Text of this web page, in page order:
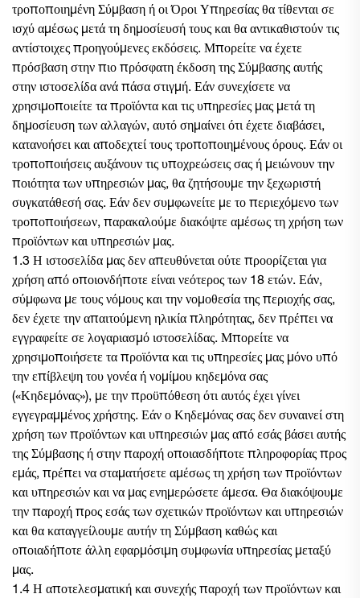
τροποποιημένη Σύμβαση ή οι Όροι Υπηρεσίας θα τίθενται σε
ισχύ αμέσως μετά τη δημοσίευσή τους και θα αντικαθιστούν τις
αντίστοιχες προηγούμενες εκδόσεις. Μπορείτε να έχετε
πρόσβαση στην πιο πρόσφατη έκδοση της Σύμβασης αυτής
στην ιστοσελίδα ανά πάσα στιγμή. Εάν συνεχίσετε να
χρησιμοποιείτε τα προϊόντα και τις υπηρεσίες μας μετά τη
δημοσίευση των αλλαγών, αυτό σημαίνει ότι έχετε διαβάσει,
κατανοήσει και αποδεχτεί τους τροποποιημένους όρους. Εάν οι
τροποποιήσεις αυξάνουν τις υποχρεώσεις σας ή μειώνουν την
ποιότητα των υπηρεσιών μας, θα ζητήσουμε την ξεχωριστή
συγκατάθεσή σας. Εάν δεν συμφωνείτε με το περιεχόμενο των
τροποποιήσεων, παρακαλούμε διακόψτε αμέσως τη χρήση των
προϊόντων και υπηρεσιών μας.
1.3 Η ιστοσελίδα μας δεν απευθύνεται ούτε προορίζεται για
χρήση από οποιονδήποτε είναι νεότερος των 18 ετών. Εάν,
σύμφωνα με τους νόμους και την νομοθεσία της περιοχής σας,
δεν έχετε την απαιτούμενη ηλικία πληρότητας, δεν πρέπει να
εγγραφείτε σε λογαριασμό ιστοσελίδας. Μπορείτε να
χρησιμοποιήσετε τα προϊόντα και τις υπηρεσίες μας μόνο υπό
την επίβλεψη του γονέα ή νομίμου κηδεμόνα σας
(«Κηδεμόνας»), με την προϋπόθεση ότι αυτός έχει γίνει
εγγεγραμμένος χρήστης. Εάν ο Κηδεμόνας σας δεν συναινεί στη
χρήση των προϊόντων και υπηρεσιών μας από εσάς βάσει αυτής
της Σύμβασης ή στην παροχή οποιασδήποτε πληροφορίας προς
εμάς, πρέπει να σταματήσετε αμέσως τη χρήση των προϊόντων
και υπηρεσιών και να μας ενημερώσετε άμεσα. Θα διακόψουμε
την παροχή προς εσάς των σχετικών προϊόντων και υπηρεσιών
και θα καταγγείλουμε αυτήν τη Σύμβαση καθώς και
οποιαδήποτε άλλη εφαρμόσιμη συμφωνία υπηρεσίας μεταξύ
μας.
1.4 Η αποτελεσματική και συνεχής παροχή των προϊόντων και